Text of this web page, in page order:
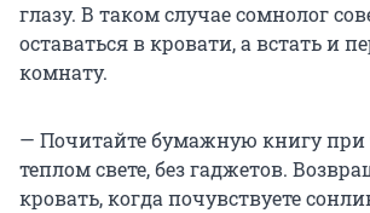
глазу. В таком случае сомнолог
оставаться в кровати, а встать и
комнату.
— Почитайте бумажную книгу при
теплом свете, без гаджетов.
кровать, когда почувствуете